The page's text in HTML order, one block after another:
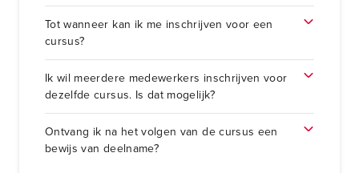
Tot wanneer kan ik me inschrijven voor een
cursus?
Ik wil meerdere medewerkers inschrijven voor
dezelfde cursus. Is dat mogelijk?
Ontvang ik na het volgen van de cursus een
bewijs van deelname?